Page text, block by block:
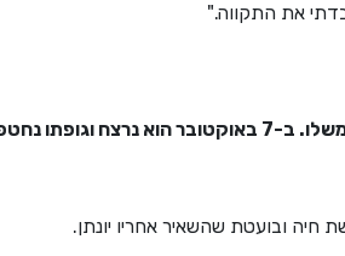
את התקווה."
יונתן סמרנו ז"ל היה ילד פלא בן 21. יוצר, צייר, ומוזיקאי שחי בקצב ייחודי משלו. ב-7
ובועטת שהשאיר אחריו יונתן.